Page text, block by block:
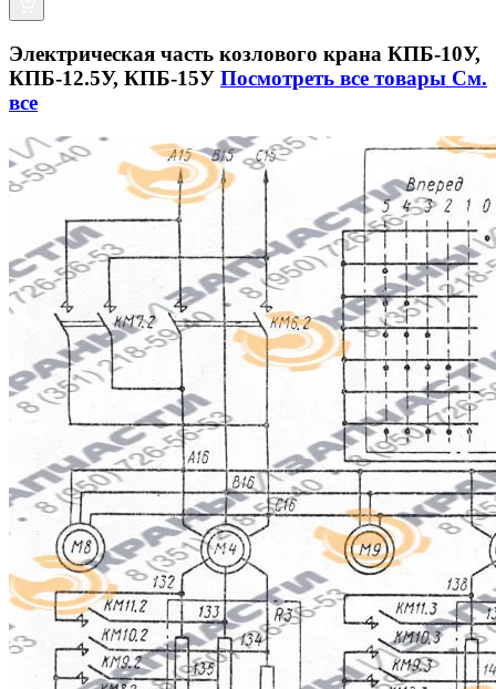
Электрическая часть козлового крана КПБ-10У,
КПБ-12.5У, КПБ-15У Посмотреть все товары См.
все